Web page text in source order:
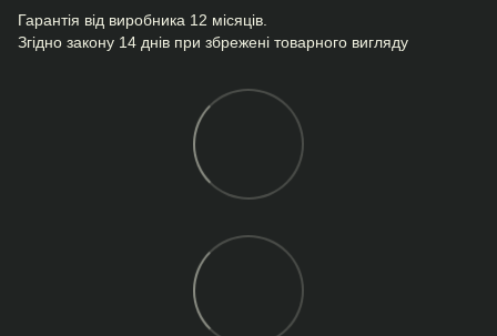
Гарантія від виробника 12 місяців.
Згідно закону 14 днів при збрежені товарного вигляду